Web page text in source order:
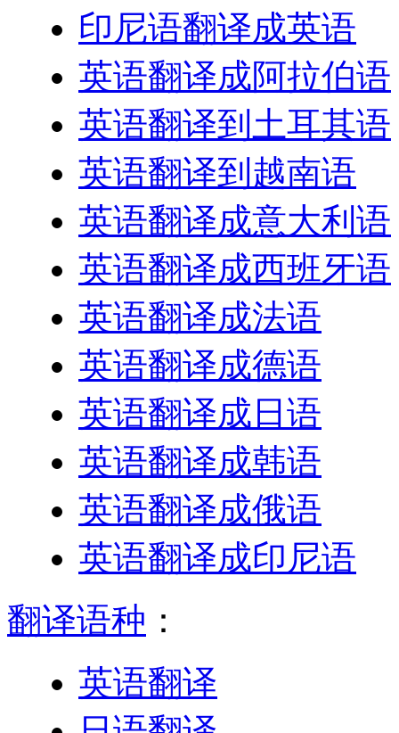
印尼语翻译成英语
英语翻译成阿拉伯语
英语翻译到土耳其语
英语翻译到越南语
英语翻译成意大利语
英语翻译成西班牙语
英语翻译成法语
英语翻译成德语
英语翻译成日语
英语翻译成韩语
英语翻译成俄语
英语翻译成印尼语
翻译语种 ：
英语翻译